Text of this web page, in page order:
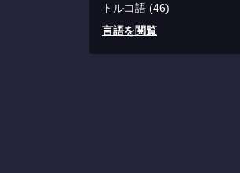
トルコ語 (46)
言語を閲覧